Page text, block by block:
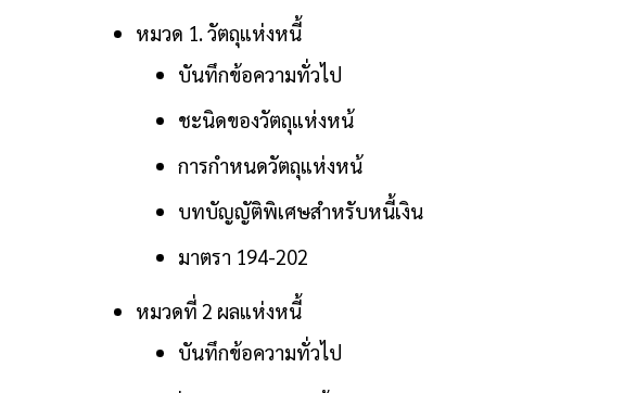
หมวด 1. วัตถุแห่งหนี้
บันทึกข้อความทั่วไป
ชะนิดของวัตถุแห่งหน้
การกำหนดวัตถุแห่งหน้
บทบัญญัติพิเศษสำหรับหนี้เงิน
มาตรา 194-202
หมวดที่ 2 ผลแห่งหนี้
บันทึกข้อความทั่วไป